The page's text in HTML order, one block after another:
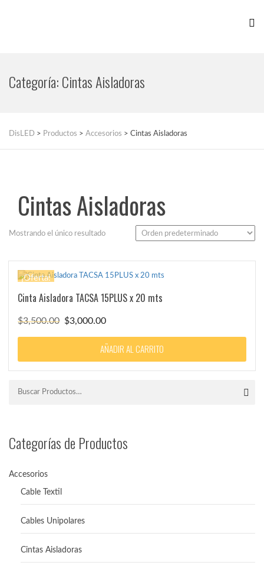
Categoría:Cintas Aisladoras
DisLED > Productos > Accesorios > Cintas Aisladoras
Cintas Aisladoras
Mostrando el único resultado
¡Oferta!
Cinta Aisladora TACSA 15PLUS x 20 mts
$3,500.00
El$3,000.00El
actual
es:
AÑADIR AL CARRITO
Categorías de Productos
Accesorios
Cable Textil
Cables Unipolares
Cintas Aisladoras